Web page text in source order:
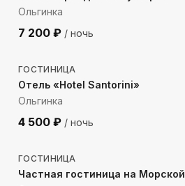
Ольгинка
7 200 ₽ / ночь
178м до моря
ГОСТИНИЦА
Отель «Hotel Santorini»
Ольгинка
4 500 ₽ / ночь
421м до моря
ГОСТИНИЦА
Частная гостиница на Морской